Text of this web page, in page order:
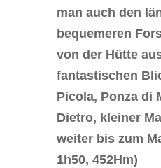
man auch den
bequemeren
von der Hütte
fantastischen
Picola, Ponza di
Dietro, kleiner
weiter bis zum
1h50, 452Hm)